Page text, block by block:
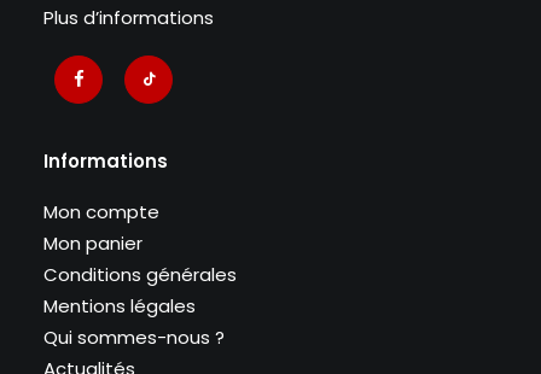
Plus d’informations
Informations
Mon compte
Mon panier
Conditions générales
Mentions légales
Qui sommes-nous ?
Actualités